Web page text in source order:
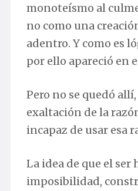
monoteísmo al
no como una
adentro. Y como es
por ello apareció en
Pero no se quedó
exaltación de la
incapaz de usar esa
La idea de que el
imposibilidad,